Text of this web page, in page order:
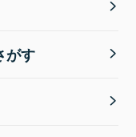
がす